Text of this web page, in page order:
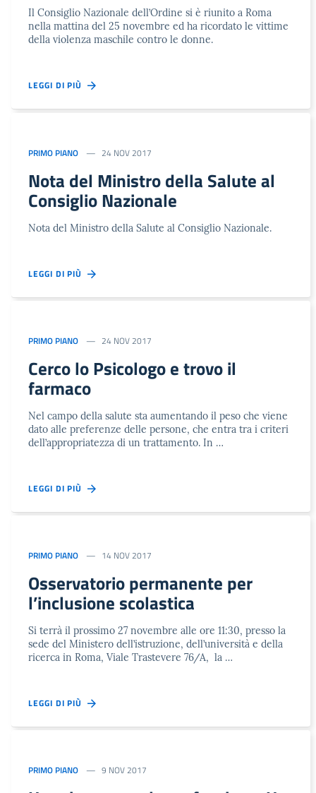
Il Consiglio Nazionale dell’Ordine si è riunito a Roma
nella mattina del 25 novembre ed ha ricordato le vittime
della violenza maschile contro le donne.
LEGGI DI PIÙ
PRIMO PIANO 24 NOV 2017
Nota del Ministro della Salute al
Consiglio Nazionale
Nota del Ministro della Salute al Consiglio Nazionale.
LEGGI DI PIÙ
PRIMO PIANO 24 NOV 2017
Cerco lo Psicologo e trovo il
farmaco
Nel campo della salute sta aumentando il peso che viene
dato alle preferenze delle persone, che entra tra i criteri
dell’appropriatezza di un trattamento. In …
LEGGI DI PIÙ
PRIMO PIANO 14 NOV 2017
Osservatorio permanente per
l’inclusione scolastica
Si terrà il prossimo 27 novembre alle ore 11:30, presso la
sede del Ministero dell’istruzione, dell’università e della
ricerca in Roma, Viale Trastevere 76/A, la …
LEGGI DI PIÙ
PRIMO PIANO 9 NOV 2017